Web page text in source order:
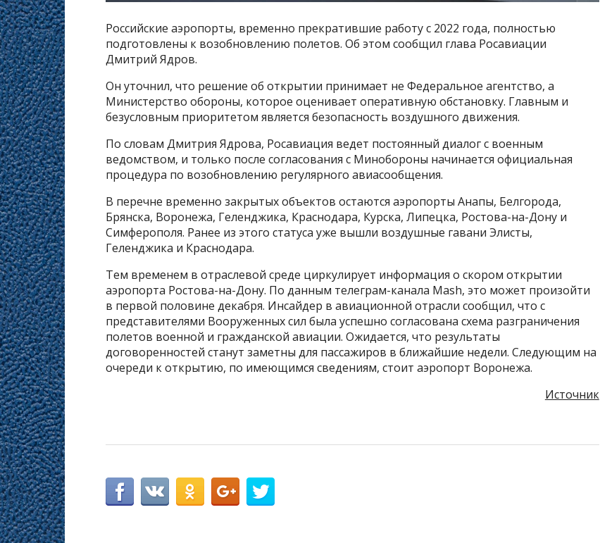
Российские аэропорты, временно прекратившие работу с 2022 года, полностью
подготовлены к возобновлению полетов. Об этом сообщил глава Росавиации
Дмитрий Ядров.
Он уточнил, что решение об открытии принимает не Федеральное агентство, а
Министерство обороны, которое оценивает оперативную обстановку. Главным и
безусловным приоритетом является безопасность воздушного движения.
По словам Дмитрия Ядрова, Росавиация ведет постоянный диалог с военным
ведомством, и только после согласования с Минобороны начинается официальная
процедура по возобновлению регулярного авиасообщения.
В перечне временно закрытых объектов остаются аэропорты Анапы, Белгорода,
Брянска, Воронежа, Геленджика, Краснодара, Курска, Липецка, Ростова-на-Дону и
Симферополя. Ранее из этого статуса уже вышли воздушные гавани Элисты,
Геленджика и Краснодара.
Тем временем в отраслевой среде циркулирует информация о скором открытии
аэропорта Ростова-на-Дону. По данным телеграм-канала Mash, это может произойти
в первой половине декабря. Инсайдер в авиационной отрасли сообщил, что с
представителями Вооруженных сил была успешно согласована схема разграничения
полетов военной и гражданской авиации. Ожидается, что результаты
договоренностей станут заметны для пассажиров в ближайшие недели. Следующим на
очереди к открытию, по имеющимся сведениям, стоит аэропорт Воронежа.
Источник